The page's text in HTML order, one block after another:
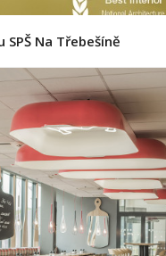
Na Třebešíně